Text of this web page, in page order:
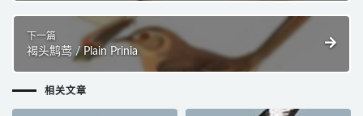
下一篇
褐头鹪莺 / Plain Prinia
相关文章